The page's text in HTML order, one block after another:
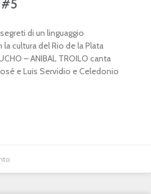
#5
di un linguaggio
cultura del Rio de la Plata
– ANIBAL TROILO canta
e Luis Servidio e Celedonio